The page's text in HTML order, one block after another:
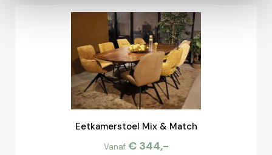
Eetkamerstoel Mix & Match
Vanaf € 344,-